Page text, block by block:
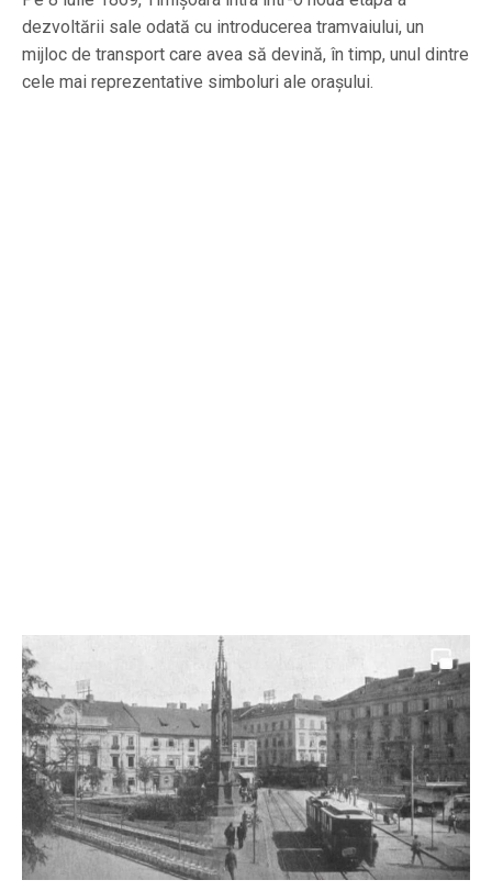
dezvoltării sale odată cu introducerea tramvaiului, un
mijloc de transport care avea să devină, în timp, unul dintre
cele mai reprezentative simboluri ale orașului.